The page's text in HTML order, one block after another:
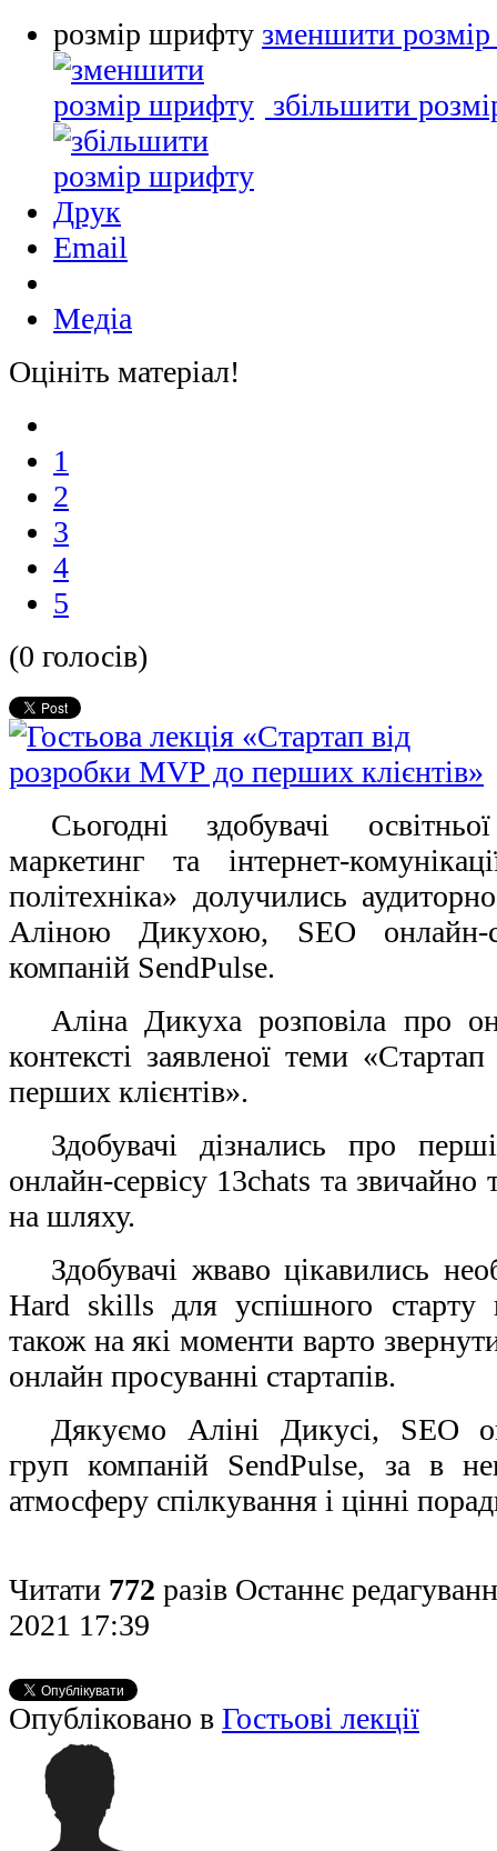
розмір шрифту зменшити
збільшити
Друк
Email
Медіа
Оцініть матеріал!
1
2
3
4
5
(0 голосів)
Сьогодні здобувачі
маркетинг та інтернет-
політехніка» долучились
Аліною Дикухою, SЕО онлайн-
компаній SendPulse.
Аліна Дикуха розповіла про
контексті заявленої теми
перших клієнтів».
Здобувачі дізнались про
онлайн-сервісу 13chats та
на шляху.
Здобувачі жваво цікавились
Hard skills для успішного старту
також на які моменти варто
онлайн просуванні стартапів.
Дякуємо Аліні Дикусі, SЕО
груп компаній SendPulse, за в
атмосферу спілкування і цінні
Читати 772 разів Останнє
2021 17:39
Опубліковано в Гостьові лекції